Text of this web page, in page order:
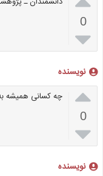
0

نویسنده

0

چه کسانی همیشه
نویسنده